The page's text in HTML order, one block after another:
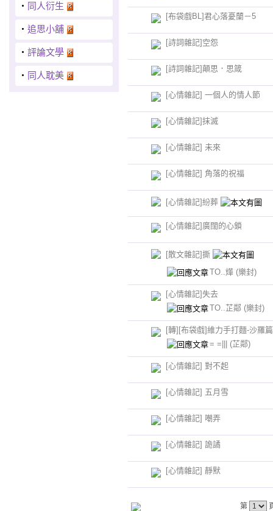
‧ 同人衍生
‧ 追思小舖
‧ 評論文學
‧ 同人耽美
[布袋戲BL]君心落憂蘭－5
[詩詞雜記]空怨
[詩詞雜記]顛思．思箴
[心情雜記] 一個人的情人節
[心情雜記]抹滅
[心情雜記] 未來
[心情雜記] 角落的祝福
[心情雜記]紛葬
[心情雜記]廣闊的心鎖
[散文雜記]撕
TO..燁 (樂封)
[心情雜記]失去
TO..芷鄰 (樂封)
[轉][布袋戲]維力手打麵-沙羅篇
= =||| (芷鄰)
[心情雜記] 對不起
[心情雜記] 五月雪
[心情雜記] 嘲弄
[心情雜記] 詭譎
[心情雜記] 靜默
第